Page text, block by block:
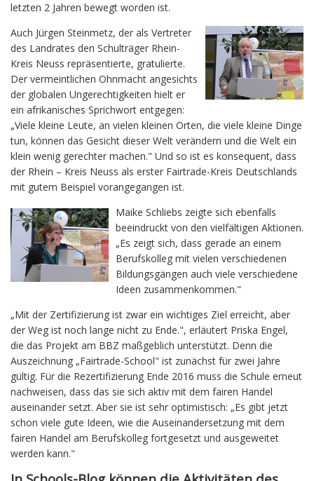
letzten 2 Jahren bewegt worden ist.
Auch Jürgen Steinmetz, der als Vertreter
des Landrates den Schulträger Rhein-
Kreis Neuss repräsentierte, gratulierte.
Der vermeintlichen Ohnmacht angesichts
der globalen Ungerechtigkeiten hielt er
ein afrikanisches Sprichwort entgegen:
„Viele kleine Leute, an vielen kleinen Orten, die viele kleine Dinge
tun, können das Gesicht dieser Welt verändern und die Welt ein
klein wenig gerechter machen." Und so ist es konsequent, dass
der Rhein – Kreis Neuss als erster Fairtrade-Kreis Deutschlands
mit gutem Beispiel vorangegangen ist.
Maike Schliebs zeigte sich ebenfalls
beeindruckt von den vielfältigen Aktionen.
„Es zeigt sich, dass gerade an einem
Berufskolleg mit vielen verschiedenen
Bildungsgängen auch viele verschiedene
Ideen zusammenkommen."
„Mit der Zertifizierung ist zwar ein wichtiges Ziel erreicht, aber
der Weg ist noch lange nicht zu Ende.", erläutert Priska Engel,
die das Projekt am BBZ maßgeblich unterstützt. Denn die
Auszeichnung „Fairtrade-School" ist zunächst für zwei Jahre
gültig. Für die Rezertifizierung Ende 2016 muss die Schule erneut
nachweisen, dass das sie sich aktiv mit dem fairen Handel
auseinander setzt. Aber sie ist sehr optimistisch: „Es gibt jetzt
schon viele gute Ideen, wie die Auseinandersetzung mit dem
fairen Handel am Berufskolleg fortgesetzt und ausgeweitet
werden kann."